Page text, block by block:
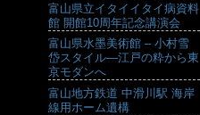
富山県立イタイイタイ病資料
館 開館10周年記念講演会
富山県水墨美術館 – 小村雪
岱スタイル―江戸の粋から東
京モダンへ
富山地方鉄道 中滑川駅 海岸
線用ホーム遺構